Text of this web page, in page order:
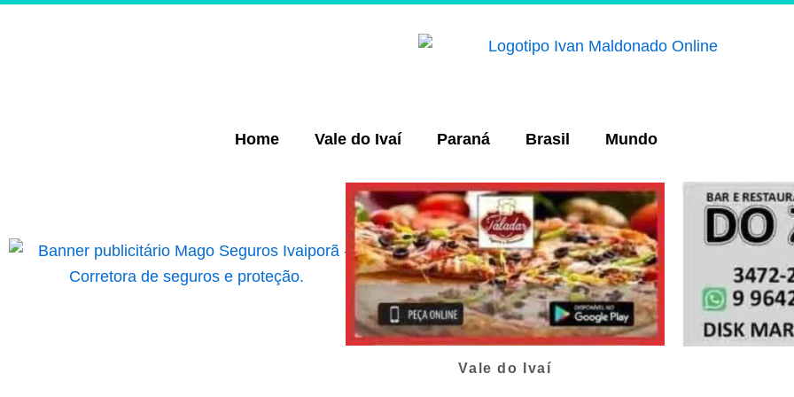
Home Vale do Ivaí Paraná Brasil Mundo
Vale do Ivaí